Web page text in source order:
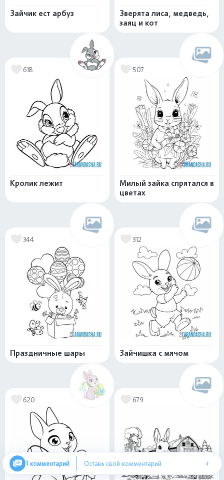
Зайчик ест арбуз
Зверята лиса, медведь,
заяц и кот
618
Кролик лежит
507
Милый зайка спрятался в
цветах
344
Праздничные шары
312
Зайчишка с мячом
620 679
1 комментарий Оставь свой комментарий ›